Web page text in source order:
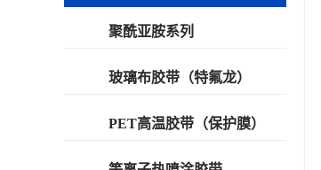
聚酰亚胺系列
玻璃布胶带（特氟龙）
PET高温胶带（保护膜）